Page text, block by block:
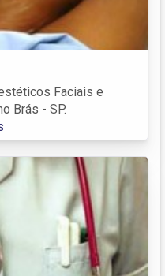
Faciais e
Brás - SP.